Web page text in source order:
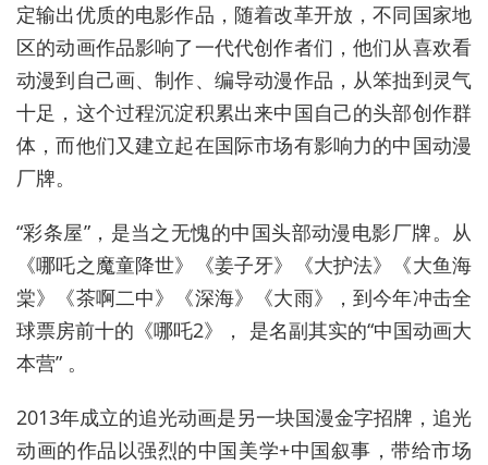
定输出优质的电影作品，随着改革开放，不同国家地
区的动画作品影响了一代代创作者们，他们从喜欢看
动漫到自己画、制作、编导动漫作品，从笨拙到灵气
十足，这个过程沉淀积累出来中国自己的头部创作群
体，而他们又建立起在国际市场有影响力的中国动漫
厂牌。
“彩条屋”，是当之无愧的中国头部动漫电影厂牌。从
《哪吒之魔童降世》《姜子牙》《大护法》《大鱼海
棠》《茶啊二中》《深海》《大雨》，到今年冲击全
球票房前十的《哪吒2》， 是名副其实的“中国动画大
本营” 。
2013年成立的追光动画是另一块国漫金字招牌，追光
动画的作品以强烈的中国美学+中国叙事，带给市场